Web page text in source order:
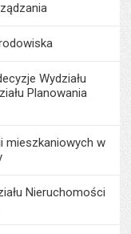
Wydziału
Planowania
mieszkaniowych w
Nieruchomości